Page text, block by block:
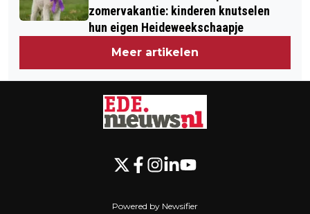
zomervakantie: kinderen knutselen
hun eigen Heideweekschaapje
Meer artikelen
Powered by Newsifier